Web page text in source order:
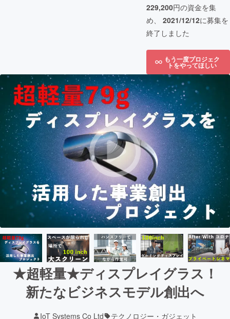
229,200円の資金を集
め、 2021/12/12に募集を
終了しました
もう一度プロジェク
トをやってほしい
★超軽量★ディスプレイグラス！
新たなビジネスモデル創出へ
IoT Systems Co Ltd テクノロジー・ガジェット